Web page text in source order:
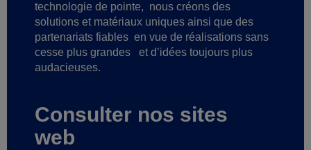
technologie de pointe, nous créons des
solutions et matériaux uniques ainsi que des
partenariats fiables en vue de réalisations sans
cesse plus grandes
et d’idées toujours plus
audacieuses.
Consulter nos sites
web